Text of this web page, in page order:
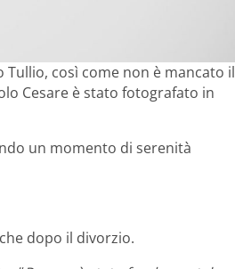
così come non è mancato il
Cesare è stato fotografato in
un momento di serenità
dopo il divorzio.